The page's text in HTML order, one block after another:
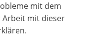
mit dem
mit dieser